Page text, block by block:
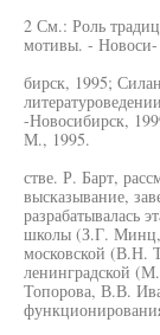
2 См.: Роль
мотивы. - Новоси-
бирск, 1995;
-Новосибирск,
М., 1995.
стве. Р. Барт,
высказывание,
разрабатывалась
школы (З.Г.
московской (В.Н.
ленинградской
Топорова, В.В.